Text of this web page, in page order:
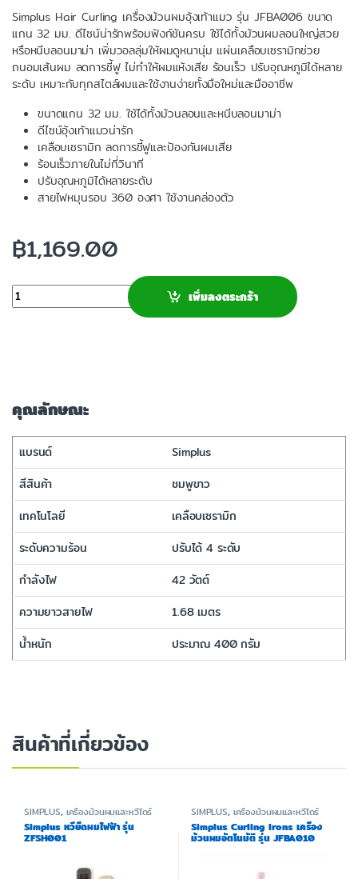
Simplus Hair Curling เครื่องม้วนผมอุ้งเท้าแมว รุ่น JFBA006 ขนาด
แกน 32 มม. ดีไซน์น่ารักพร้อมฟังก์ชันครบ ใช้ได้ทั้งม้วนผมลอนใหญ่สวย
หรือหนีบลอนมาม่า เพิ่มวอลลุ่มให้ผมดูหนานุ่ม แผ่นเคลือบเซรามิกช่วย
ถนอมเส้นผม ลดการชี้ฟู ไม่ทำให้ผมแห้งเสีย ร้อนเร็ว ปรับอุณหภูมิได้หลาย
ระดับ เหมาะกับทุกสไตล์ผมและใช้งานง่ายทั้งมือใหม่และมืออาชีพ
ขนาดแกน 32 มม. ใช้ได้ทั้งม้วนลอนและหนีบลอนมาม่า
ดีไซน์อุ้งเท้าแมวน่ารัก
เคลือบเซรามิก ลดการชี้ฟูและป้องกันผมเสีย
ร้อนเร็วภายในไม่กี่วินาที
ปรับอุณหภูมิได้หลายระดับ
สายไฟหมุนรอบ 360 องศา ใช้งานคล่องตัว
฿1,169.00
จำนวน เพิ่มลงตระกร้า
สินค้าที่เกี่ยวข้อง
SIMPLUS, เครื่องม้วนผมและหวีไดร์
Simplus หวียืดผมไฟฟ้า รุ่น
ZFSH001
SIMPLUS, เครื่องม้วนผมและหวีไดร์
Simplus Curling Irons เครื่อง
ม้วนผมอัตโนมัติ รุ่น JFBA010
คุณลักษณะ
แบรนด์
Simplus
สีสินค้า
ชมพูขาว
เทคโนโลยี
เคลือบเซรามิก
ระดับความร้อน
ปรับได้ 4 ระดับ
กำลังไฟ
42 วัตต์
ความยาวสายไฟ
1.68 เมตร
น้ำหนัก
ประมาณ 400 กรัม